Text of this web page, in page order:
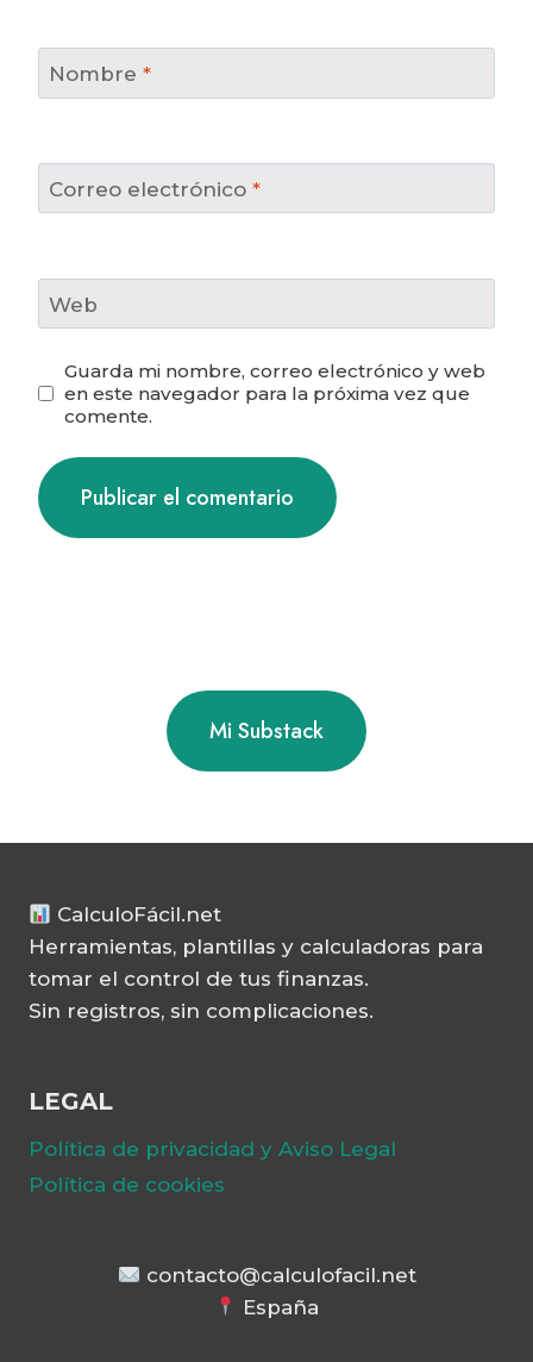
Nombre *
Correo electrónico *
Web
Guarda mi nombre, correo electrónico y web
en este navegador para la próxima vez que
comente.
Mi Substack
CalculoFácil.net
Herramientas, plantillas y calculadoras para
tomar el control de tus finanzas.
Sin registros, sin complicaciones.
LEGAL
Política de privacidad y Aviso Legal
Política de cookies
contacto@calculofacil.net
España